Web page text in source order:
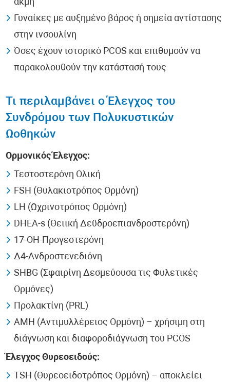
ακμή
Γυναίκες με αυξημένο βάρος ή σημεία αντίστασης
στην ινσουλίνη
Όσες έχουν ιστορικό PCOS και επιθυμούν να
παρακολουθούν την κατάστασή τους
Τι περιλαμβάνει ο Έλεγχος του
Συνδρόμου των Πολυκυστικών
Ωοθηκών
Ορμονικός Έλεγχος:
Τεστοστερόνη Ολική
FSH (Θυλακιοτρόπος Ορμόνη)
LH (Ωχρινοτρόπος Ορμόνη)
DHEA-s (Θειική Δεϋδροεπιανδροστερόνη)
17-ΟΗ-Προγεστερόνη
Δ4-Ανδροστενεδιόνη
SHBG (Σφαιρίνη Δεσμεύουσα τις Φυλετικές
Ορμόνες)
Προλακτίνη (PRL)
AMH (Αντιμυλλέρειος Ορμόνη) – χρήσιμη στη
διάγνωση και διαφοροδιάγνωση του PCOS
Έλεγχος Θυρεοειδούς:
TSH (Θυρεοειδοτρόπος Ορμόνη) – αποκλείει